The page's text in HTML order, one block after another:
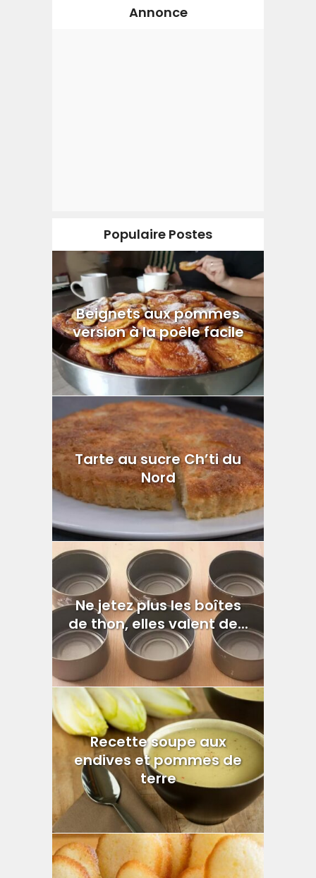
Annonce
Populaire Postes
Beignets aux pommes
version à la poêle facile
Tarte au sucre Ch’ti du
Nord
Ne jetez plus les boîtes
de thon, elles valent de...
Recette soupe aux
endives et pommes de
terre